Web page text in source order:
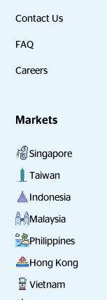
Contact Us
FAQ
Careers
Markets
Singapore
Taiwan
Indonesia
Malaysia
Philippines
Hong Kong
Vietnam